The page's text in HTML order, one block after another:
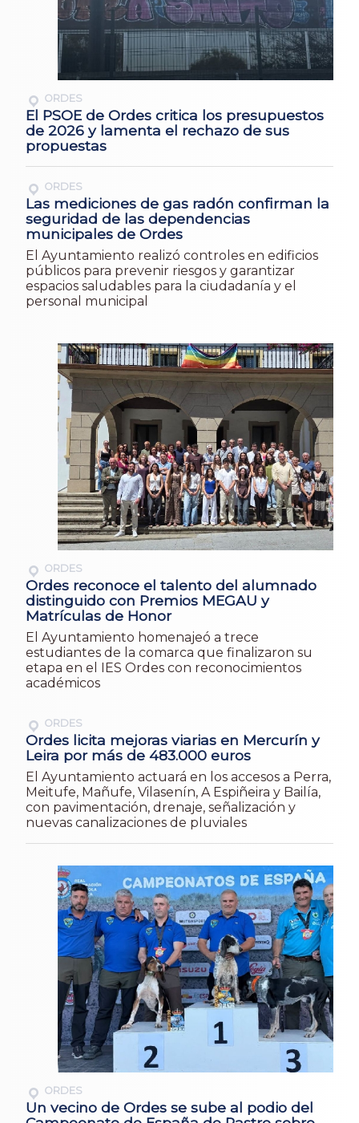
ORDES
El PSOE de Ordes critica los presupuestos
de 2026 y lamenta el rechazo de sus
propuestas
ORDES
Las mediciones de gas radón confirman la
seguridad de las dependencias
municipales de Ordes
El Ayuntamiento realizó controles en edificios
públicos para prevenir riesgos y garantizar
espacios saludables para la ciudadanía y el
personal municipal
ORDES
Ordes reconoce el talento del alumnado
distinguido con Premios MEGAU y
Matrículas de Honor
El Ayuntamiento homenajeó a trece
estudiantes de la comarca que finalizaron su
etapa en el IES Ordes con reconocimientos
académicos
ORDES
Ordes licita mejoras viarias en Mercurín y
Leira por más de 483.000 euros
El Ayuntamiento actuará en los accesos a Perra,
Meitufe, Mañufe, Vilasenín, A Espiñeira y Bailía,
con pavimentación, drenaje, señalización y
nuevas canalizaciones de pluviales
ORDES
Un vecino de Ordes se sube al podio del